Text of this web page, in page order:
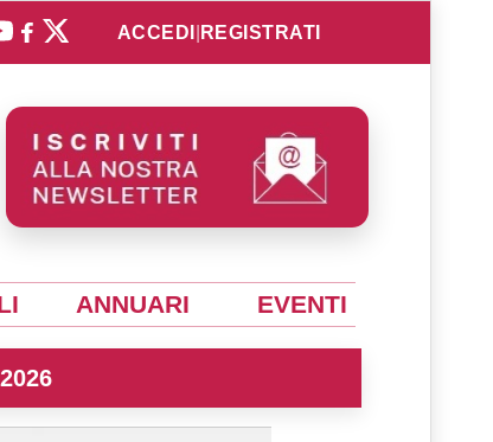
ACCEDI REGISTRATI
ANNUARI EVENTI